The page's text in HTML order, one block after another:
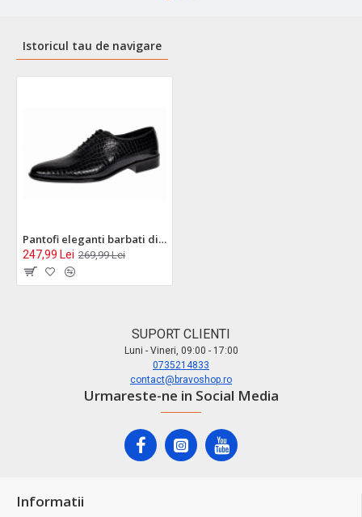
Istoricul tau de navigare
Pantofi eleganti barbati din piele naturala Havana Croco 51 Negru Lac
247,99 Lei 269,99 Lei
SUPORT CLIENTI
Luni - Vineri, 09:00 - 17:00
0735214833
contact@bravoshop.ro
Urmareste-ne in Social Media
Informatii